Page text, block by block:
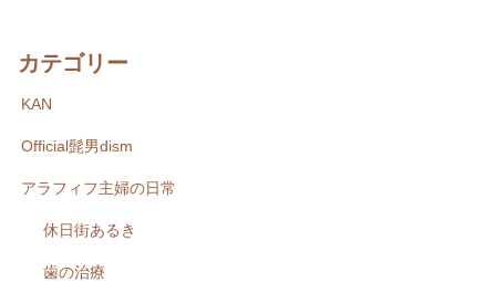
カテゴリー
KAN
Official髭男dism
アラフィフ主婦の日常
休日街あるき
歯の治療